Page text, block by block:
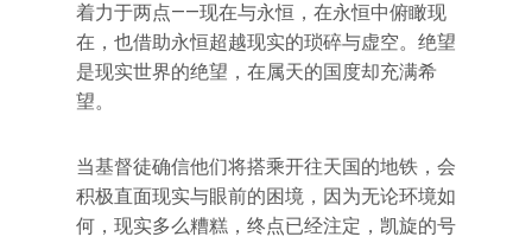
着力于两点——现在与永恒，在永恒中俯瞰现
在，也借助永恒超越现实的琐碎与虚空。绝望
是现实世界的绝望，在属天的国度却充满希
望。
当基督徒确信他们将搭乘开往天国的地铁，会
积极直面现实与眼前的困境，因为无论环境如
何，现实多么糟糕，终点已经注定，凯旋的号